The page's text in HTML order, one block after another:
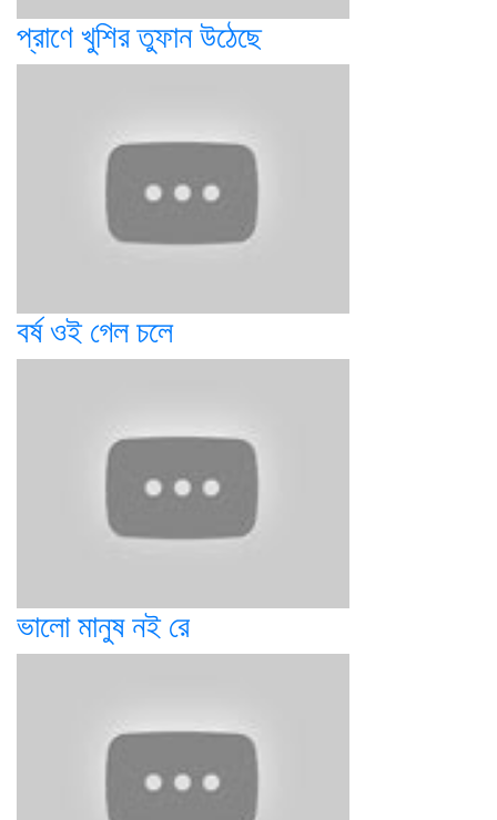
প্রাণে খুশির তুফান উঠেছে
বর্ষ ওই গেল চলে
ভালো মানুষ নই রে